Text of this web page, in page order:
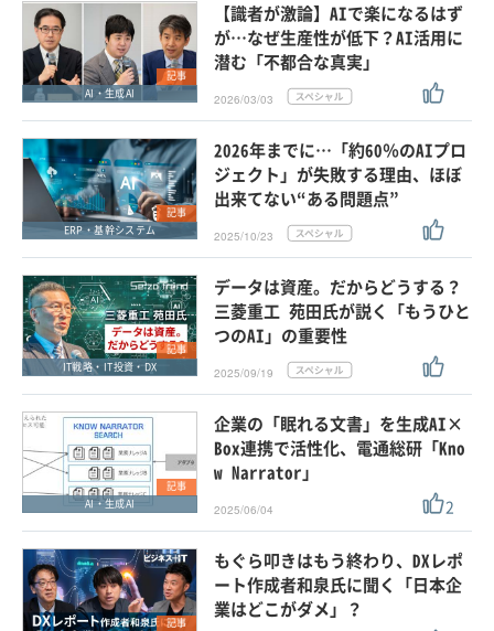
記事
AI・生成AI
【識者が激論】AIで楽になるはず
が…なぜ生産性が低下？AI活用に
潜む「不都合な真実」
2026/03/03
記事
ERP・基幹システム
2026年までに…「約60％のAIプロ
ジェクト」が失敗する理由、ほぼ
出来てない“ある問題点”
2025/10/23
記事
IT戦略・IT投資・DX
データは資産。だからどうする？
三菱重工 苑田氏が説く「もうひと
つのAI」の重要性
2025/09/19
記事
AI・生成AI
企業の「眠れる文書」を生成AI×
Box連携で活性化、電通総研「Kno
w Narrator」
2025/06/04 2
記事
もぐら叩きはもう終わり、DXレポ
ート作成者和泉氏に聞く「日本企
業はどこがダメ」？